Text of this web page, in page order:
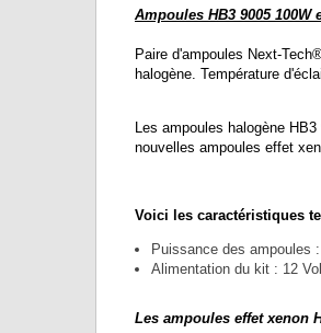
Ampoules HB3 9005 100W
Paire d'ampoules Next-
halogène. Température
Les ampoules halogène
nouvelles ampoules effet
Voici les caractéristiques
Puissance des ampoules
Alimentation du kit : 12
Les ampoules effet xenon